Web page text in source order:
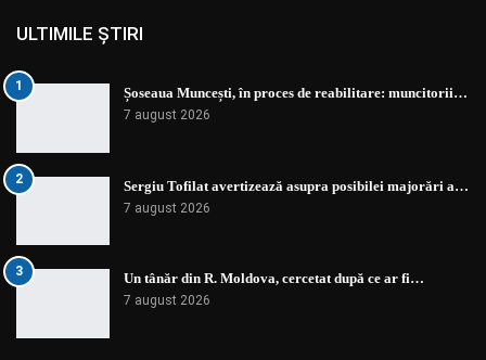
ULTIMILE ȘTIRI
1 Șoseaua Muncești, în proces de reabilitare: muncitorii…
7 august 2026
2 Sergiu Tofilat avertizează asupra posibilei majorări a…
7 august 2026
3 Un tânăr din R. Moldova, cercetat după ce ar fi…
7 august 2026